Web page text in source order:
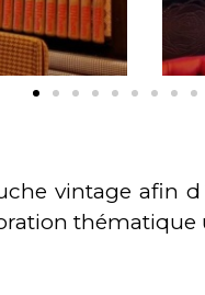
vintage afin
thématique